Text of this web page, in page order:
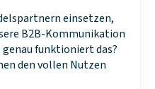
einsetzen,
B2B-Kommunikation
funktioniert das?
den vollen Nutzen